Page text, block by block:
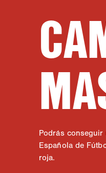
Podrás conseguir
Española de
roja.